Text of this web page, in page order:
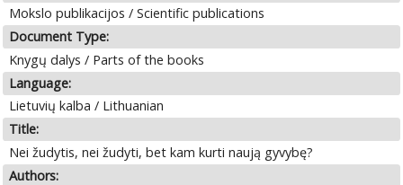
Mokslo publikacijos / Scientific publications
Document Type:
Knygų dalys / Parts of the books
Language:
Lietuvių kalba / Lithuanian
Title:
Nei žudytis, nei žudyti, bet kam kurti naują gyvybę?
Authors: